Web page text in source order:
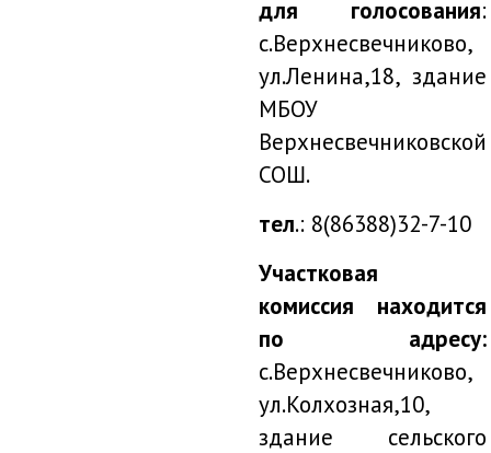
для голосования:
с.Верхнесвечниково,
ул.Ленина,18, здание
МБОУ
Верхнесвечниковской
СОШ.
тел.: 8(86388)32-7-10
Участковая
комиссия находится
по адресу:
с.Верхнесвечниково,
ул.Колхозная,10,
здание сельского